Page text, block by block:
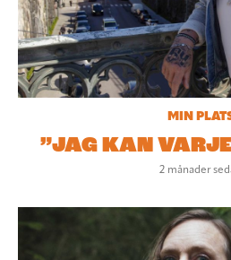
MIN
”JAG KAN
2 månader